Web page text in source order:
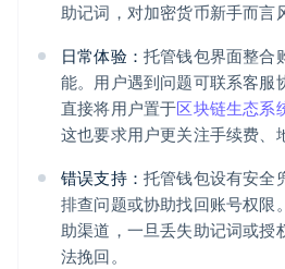
助记词，对加密货币新手而言
日常体验： 托管钱包界面整合
能。用户遇到问题可联系客服
直接将用户置于区块链生态系
这也要求用户更关注手续费、
错误支持： 托管钱包设有安全
排查问题或协助找回账号权限
助渠道，一旦丢失助记词或授
法挽回。